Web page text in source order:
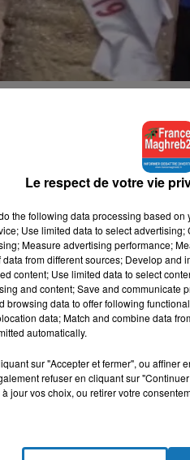
et réflexions racistes
de longs cheveux noirs,
promu de miss noire et
« moche », Miss Algérie
souhaité « que Dieu leur
durant son année de
par la presse au niveau
de la diversité au sein de la
Le respect de votre vie
the following data processing based
Use limited data to select
Measure advertising performance;
from different sources; Develop
content; Use limited data to select
and content; Save and communicate
browsing data to offer following
data; Match and combine data
automatically.
sur "Accepter et fermer", ou
refuser en cliquant sur
jour vos choix, ou retirer votre